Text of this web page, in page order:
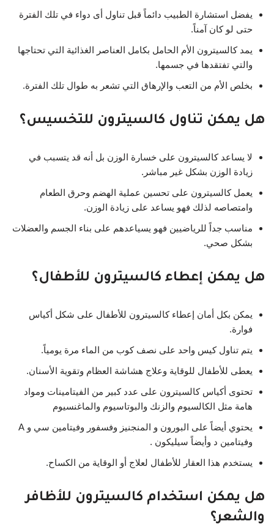
يفضل استشارة الطبيب دائماً قبل تناول أى دواء في تلك الفترة
حتى لو كان آمناً.
يمد كالسيترون الأم الحامل بكامل العناصر الغذائية التي تحتاجها
والتي تفتقدها في جسمها.
بخلص الأم من التعب والإرهاق التي تشعر به طوال تلك الفترة.
هل يمكن تناول كالسيترون للتخسيس؟
لا يساعد كالسيترون على خسارة الوزن بل أنه قد يتسبب في
زيادة الوزن بشكل غير مباشر.
يعمل كالسيترون على تحسين عملية الهضم وحرق الطعام
وامتصاصه لذلك فهو يساعد على زيادة الوزن.
مناسب جداً للرياضيين فهو يسياعدهم على بناء الجسم والعضلات
بشكل صحي.
هل يمكن إعطاء كالسيترون للأطفال؟
يمكن بكل أمان إعطاء كالسيترون للأطفال على شكل أكياس
فوارة.
يتم تناول كيس واحد على نصف كوب من الماء مرة يومياً.
يعطى للأطفال للوقاية وعلاج هشاشة العظام وتقوية الأسنان.
تحتوى أكياس كالسيترون على عدد كبير من الفيتامينات ومواد
هامة مثل الكالسيوم والزنك والبوتاسيوم والماغنسيوم
يحتوي أيضاً على البورون و المنجنيز وفسفور وفيتامين سي و A
وفيتامين د وأيضاً سيليكون .
يستخدم هذا العقار للأطفال لعلاج أو الوقاية من الكساح.
هل يمكن استخدام كالسيترون للأظافر
والشعر؟